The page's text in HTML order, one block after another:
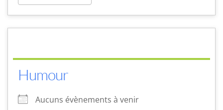
Humour
Aucuns évènements à venir